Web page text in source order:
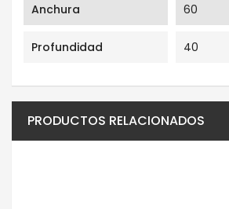
Anchura 60
Profundidad 40
PRODUCTOS RELACIONADOS